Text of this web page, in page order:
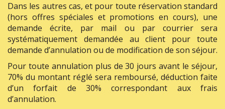
Dans les autres cas, et pour toute réservation standard
(hors offres spéciales et promotions en cours), une
demande écrite, par mail ou par courrier sera
systématiquement demandée au client pour toute
demande d’annulation ou de modification de son séjour.
Pour toute annulation plus de 30 jours avant le séjour,
70% du montant réglé sera remboursé, déduction faite
d’un forfait de 30% correspondant aux frais
d’annulation.